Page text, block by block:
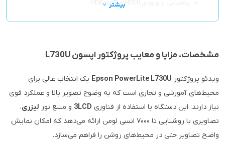
بیشتر
مشخصات، مزایا و معایب پروژکتور اپسون L730U
ویدئو پروژکتور Epson PowerLite L730U یک انتخاب عالی برای
محیط‌های آموزشی و تجاری است که به وضوح تصویر بالا و عملکرد قوی
نیاز دارند. این دستگاه با استفاده از فناوری 3LCD و منبع نور لیزری،
تصاویری با روشنایی تا ۷۰۰۰ انسی لومن ارائه می‌دهد که امکان نمایش
واضح تصاویر حتی در محیط‌های روشن را فراهم می‌سازد.